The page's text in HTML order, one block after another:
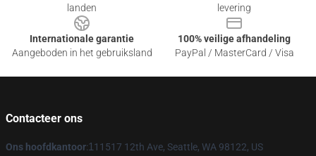
landen
levering
Internationale garantie
Aangeboden in het gebruiksland
100% veilige afhandeling
PayPal / MasterCard / Visa
Contacteer ons
Ons hoofdkantoor:1 11517 12th Ave, Seattle, WA 98122, US